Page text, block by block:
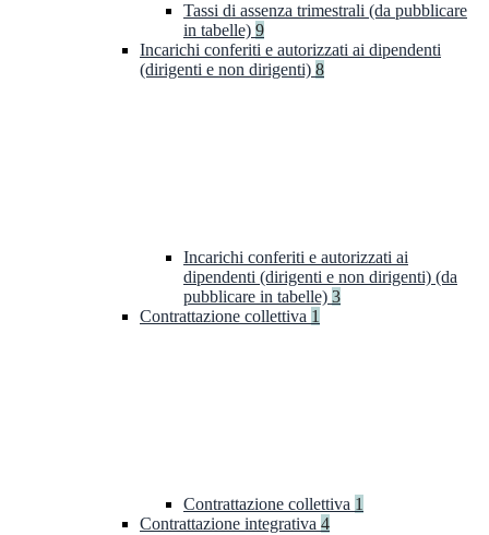
Tassi di assenza trimestrali (da pubblicare
in tabelle) 9
Incarichi conferiti e autorizzati ai dipendenti
(dirigenti e non dirigenti) 8
Incarichi conferiti e autorizzati ai
dipendenti (dirigenti e non dirigenti) (da
pubblicare in tabelle) 3
Contrattazione collettiva 1
Contrattazione collettiva 1
Contrattazione integrativa 4